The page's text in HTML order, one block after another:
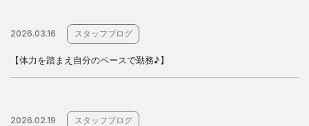
【体力を踏まえ自分のペースで勤務♪】
2026.03.16 スタッフブログ
2026.02.19 スタッフブログ